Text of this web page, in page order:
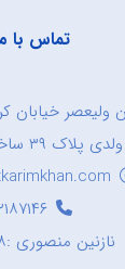
تماس با
ولیعصر خیابان
۳۹ ساختمان کریم خان
نازنین منصوری :۰۹۱۲۸۴۷۹۰۰۸